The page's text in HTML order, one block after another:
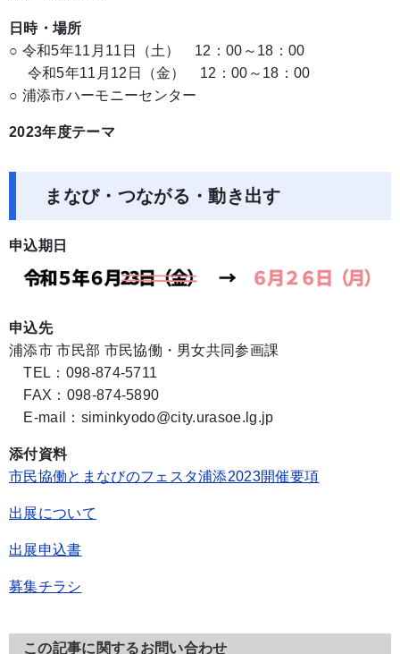
日時・場所
○ 令和5年11月11日（土） 12：00～18：00
令和5年11月12日（金） 12：00～18：00
○ 浦添市ハーモニーセンター
2023年度テーマ
まなび・つながる・動き出す
申込期日
申込先
浦添市 市民部 市民協働・男女共同参画課
TEL：098-874-5711
FAX：098-874-5890
E-mail：siminkyodo@city.urasoe.lg.jp
添付資料
市民協働とまなびのフェスタ浦添2023開催要項
出展について
出展申込書
募集チラシ
この記事に関するお問い合わせ